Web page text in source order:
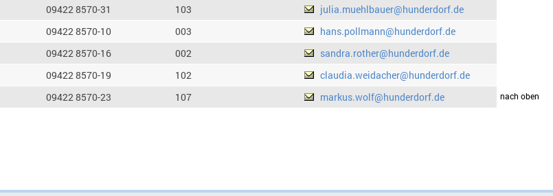
09422 8570-31 103
julia.muehlbauer@hunderdorf.de
09422 8570-10 003
hans.pollmann@hunderdorf.de
09422 8570-16 002
sandra.rother@hunderdorf.de
09422 8570-19 102
claudia.weidacher@hunderdorf.de
09422 8570-23 107 markus.wolf@hunderdorf.dedrucken nach oben